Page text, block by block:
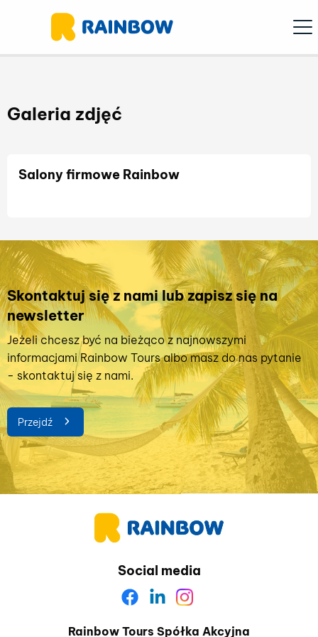
Galeria zdjęć
Salony firmowe Rainbow
Skontaktuj się z nami lub zapisz się na
newsletter
Jeżeli chcesz być na bieżąco z najnowszymi
informacjami Rainbow Tours albo masz do nas pytanie
- skontaktuj się z nami.
Przejdź
Social media
Rainbow Tours Spółka Akcyjna